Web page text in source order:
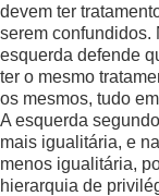
devem ter
serem confundidos.
esquerda defende
ter o mesmo
os mesmos, tudo
A esquerda
mais igualitária, e
menos igualitária,
hierarquia de